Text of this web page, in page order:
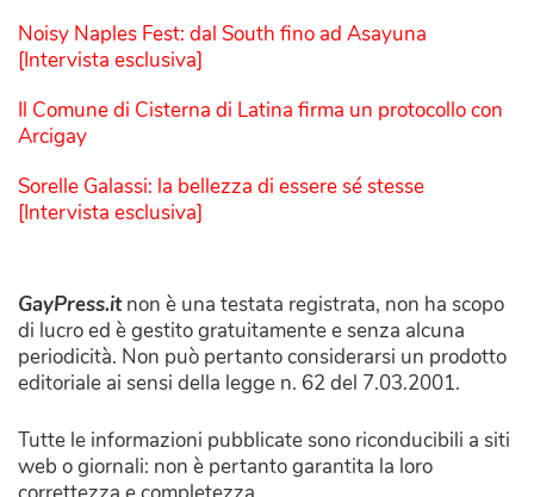
Noisy Naples Fest: dal South fino ad Asayuna
[Intervista esclusiva]
Il Comune di Cisterna di Latina firma un protocollo con
Arcigay
Sorelle Galassi: la bellezza di essere sé stesse
[Intervista esclusiva]
GayPress.itnon è una testata registrata, non ha scopo
di lucro ed è gestito gratuitamente e senza alcuna
periodicità. Non può pertanto considerarsi un prodotto
editoriale ai sensi della legge n. 62 del 7.03.2001.
Tutte le informazioni pubblicate sono riconducibili a siti
web o giornali: non è pertanto garantita la loro